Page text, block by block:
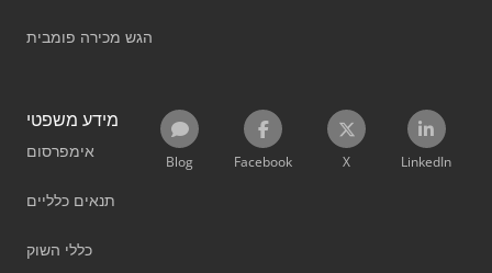
הגש מכירה פומבית
מידע משפטי
אימפרסום
תנאים כלליים
כללי השוק
Blog Facebook X LinkedIn